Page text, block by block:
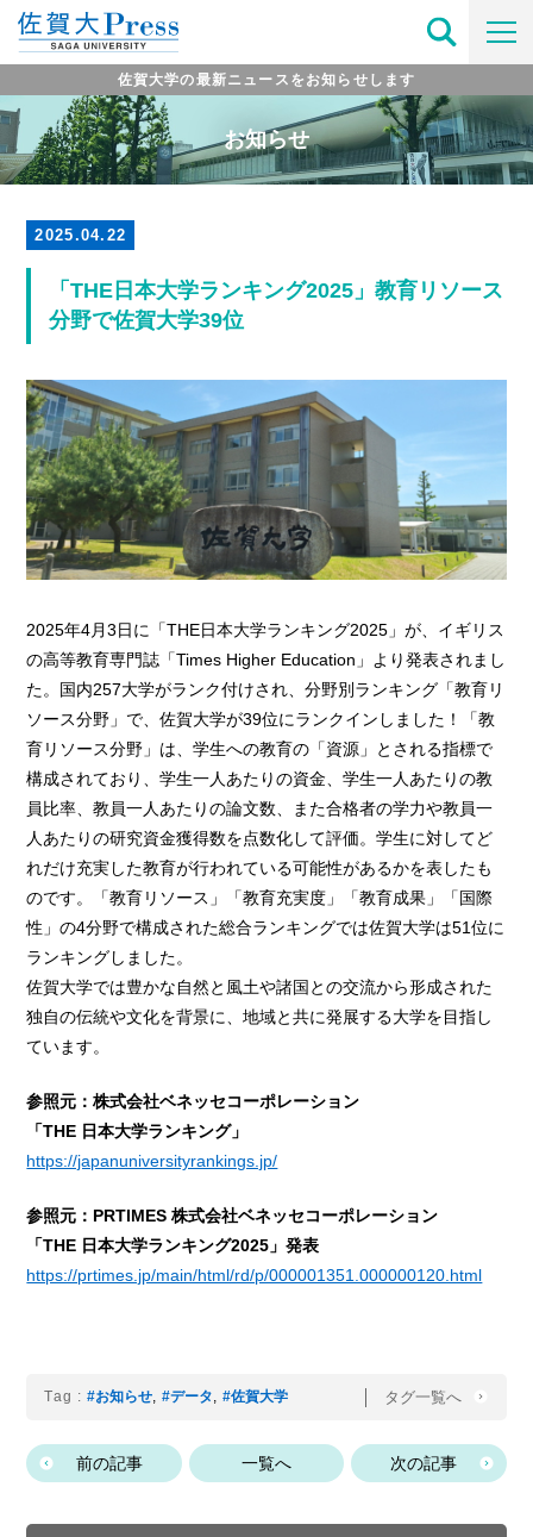
佐賀大学の最新ニュースをお知らせします
お知らせ
2025.04.22
「THE日本大学ランキング2025」教育リソース
分野で佐賀大学39位
2025年4月3日に「THE日本大学ランキング2025」が、イギリス
の高等教育専門誌「Times Higher Education」より発表されまし
た。国内257大学がランク付けされ、分野別ランキング「教育リ
ソース分野」で、佐賀大学が39位にランクインしました！「教
育リソース分野」は、学生への教育の「資源」とされる指標で
構成されており、学生一人あたりの資金、学生一人あたりの教
員比率、教員一人あたりの論文数、また合格者の学力や教員一
人あたりの研究資金獲得数を点数化して評価。学生に対してど
れだけ充実した教育が行われている可能性があるかを表したも
のです。「教育リソース」「教育充実度」「教育成果」「国際
性」の4分野で構成された総合ランキングでは佐賀大学は51位に
ランキングしました。
佐賀大学では豊かな自然と風土や諸国との交流から形成された
独自の伝統や文化を背景に、地域と共に発展する大学を目指し
ています。
参照元：株式会社ベネッセコーポレーション
「THE 日本大学ランキング」
https://japanuniversityrankings.jp/
参照元：PRTIMES 株式会社ベネッセコーポレーション
「THE 日本大学ランキング2025」発表
https://prtimes.jp/main/html/rd/p/000001351.000000120.html
Tag : #お知らせ, #データ, #佐賀大学 タグ一覧へ
前の記事 一覧へ 次の記事